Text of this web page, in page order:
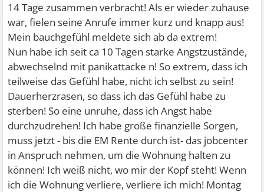
14 Tage zusammen verbracht! Als er wieder zuhause
war, fielen seine Anrufe immer kurz und knapp aus!
Mein bauchgefühl meldete sich ab da extrem!
Nun habe ich seit ca 10 Tagen starke Angstzustände,
abwechselnd mit panikattacke n! So extrem, dass ich
teilweise das Gefühl habe, nicht ich selbst zu sein!
Dauerherzrasen, so dass ich das Gefühl habe zu
sterben! So eine unruhe, dass ich Angst habe
durchzudrehen! Ich habe große finanzielle Sorgen,
muss jetzt - bis die EM Rente durch ist- das jobcenter
in Anspruch nehmen, um die Wohnung halten zu
können! Ich weiß nicht, wo mir der Kopf steht! Wenn
ich die Wohnung verliere, verliere ich mich! Montag